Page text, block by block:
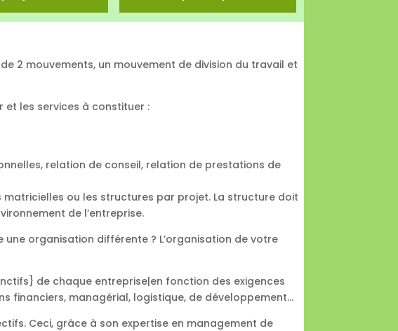
2 mouvements, un mouvement de division du travail et
et les services à constituer :
relation de conseil, relation de prestations de
ou les structures par projet. La structure doit
de l’entreprise.
organisation différente ? L’organisation de votre
de chaque entreprise|en fonction des exigences
financiers, managérial, logistique, de développement…
Ceci, grâce à son expertise en management de